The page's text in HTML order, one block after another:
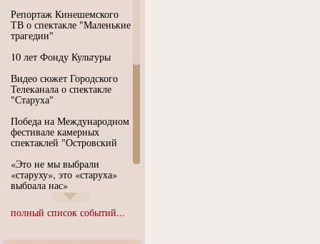
Репортаж Кинешемского
ТВ о спектакле "Маленькие
трагедии"
10 лет Фонду Культуры
Видео сюжет Городского
Телеканала о спектакле
"Старуха"
Победа на Международном
фестивале камерных
спектаклей "Островский
«Это не мы выбрали
«старуху», это «старуха»
выбрала нас»
Иммерсивный спектакль
"Язык чистого полета
полный список событий...